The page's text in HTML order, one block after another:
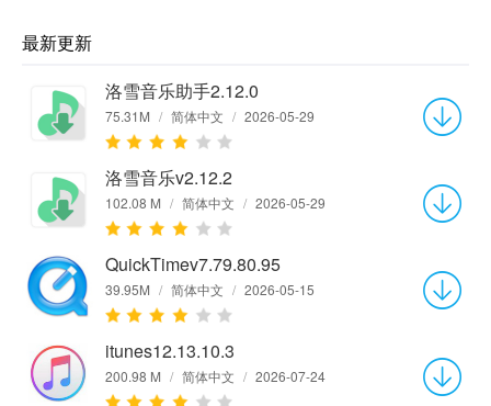
最新更新
洛雪音乐助手2.12.0
75.31M / 简体中文 / 2026-05-29
洛雪音乐v2.12.2
102.08 M / 简体中文 / 2026-05-29
QuickTimev7.79.80.95
39.95M / 简体中文 / 2026-05-15
itunes12.13.10.3
200.98 M / 简体中文 / 2026-07-24